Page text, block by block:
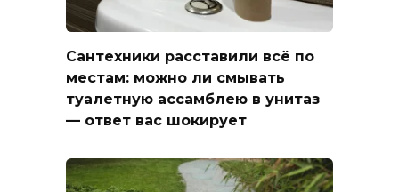
Сантехники расставили всё по
местам: можно ли смывать
туалетную ассамблею в унитаз
— ответ вас шокирует